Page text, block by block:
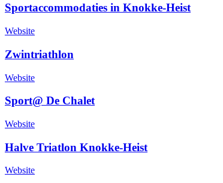
Sportaccommodaties in Knokke-Heist
Website
Zwintriathlon
Website
Sport@ De Chalet
Website
Halve Triatlon Knokke-Heist
Website